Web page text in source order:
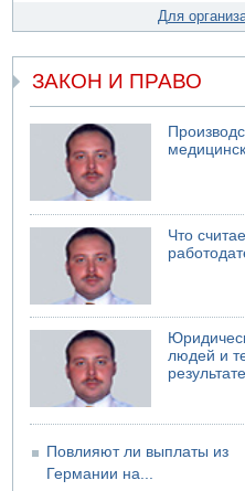
05.08.2026 18:30
Израиль провел испытания
05.08.2026 18:28
05.08.2026 17:00
Бывший посол Израиля в
четверг о создании новой
Для
ЗАКОН И ПРАВО
Что
людей и
Повлияют ли выплаты из
Германии на...